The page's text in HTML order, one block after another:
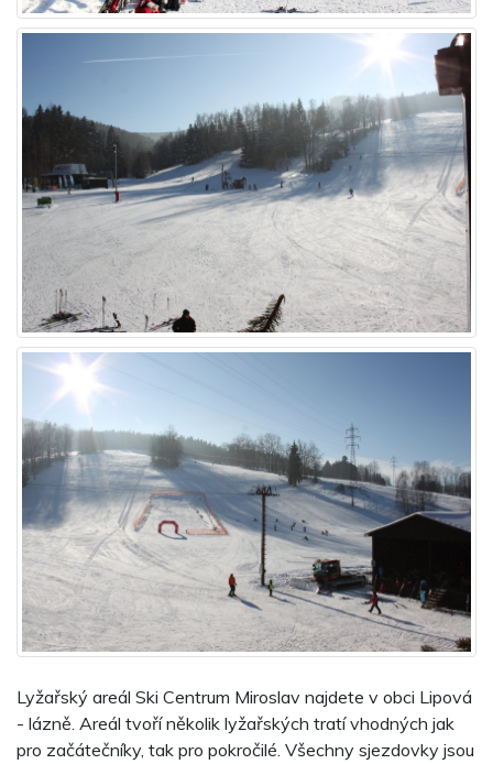
Lyžařský areál Ski Centrum Miroslav najdete v obci Lipová
- lázně. Areál tvoří několik lyžařských tratí vhodných jak
pro začátečníky, tak pro pokročilé. Všechny sjezdovky jsou